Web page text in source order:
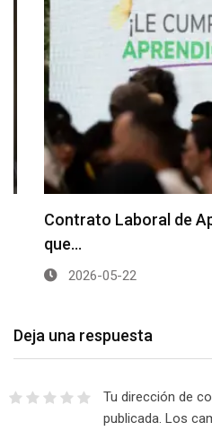
Contrato Laboral de
que…
2026-05-22
Deja una respuesta
Tu dirección de
publicada. Los